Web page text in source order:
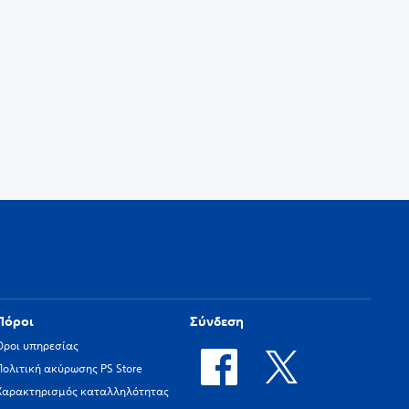
υπηρεσίας
ακύρωσης PS Store
καταλληλότητας
Σύνδεση